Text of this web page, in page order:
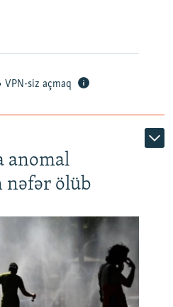
VPN-siz açmaq
anomal
nəfər ölüb